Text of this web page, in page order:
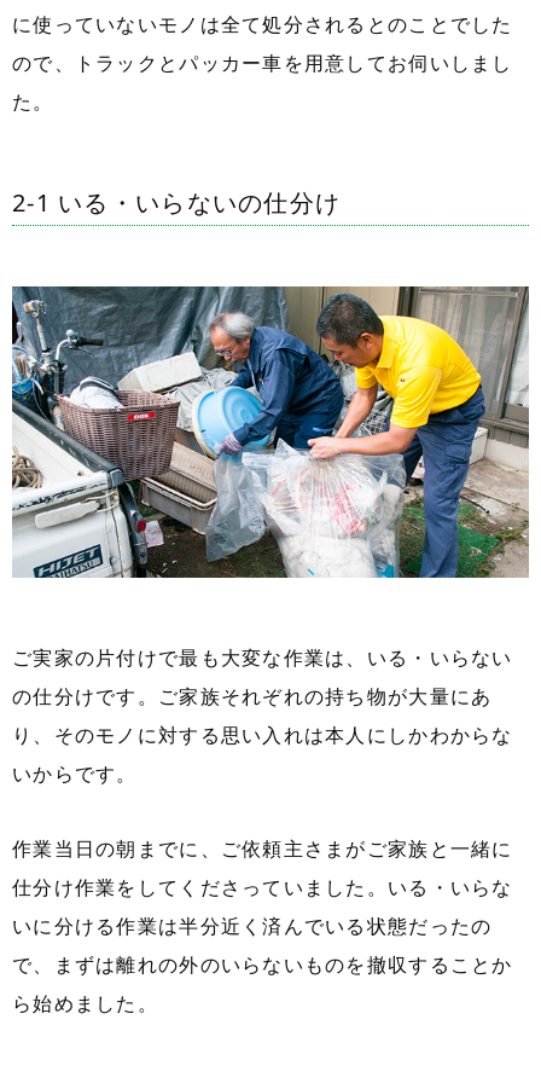
に使っていないモノは全て処分されるとのことでした
ので、トラックとパッカー車を用意してお伺いしまし
た。
2-1 いる・いらないの仕分け
ご実家の片付けで最も大変な作業は、いる・いらない
の仕分けです。ご家族それぞれの持ち物が大量にあ
り、そのモノに対する思い入れは本人にしかわからな
いからです。
作業当日の朝までに、ご依頼主さまがご家族と一緒に
仕分け作業をしてくださっていました。いる・いらな
いに分ける作業は半分近く済んでいる状態だったの
で、まずは離れの外のいらないものを撤収することか
ら始めました。